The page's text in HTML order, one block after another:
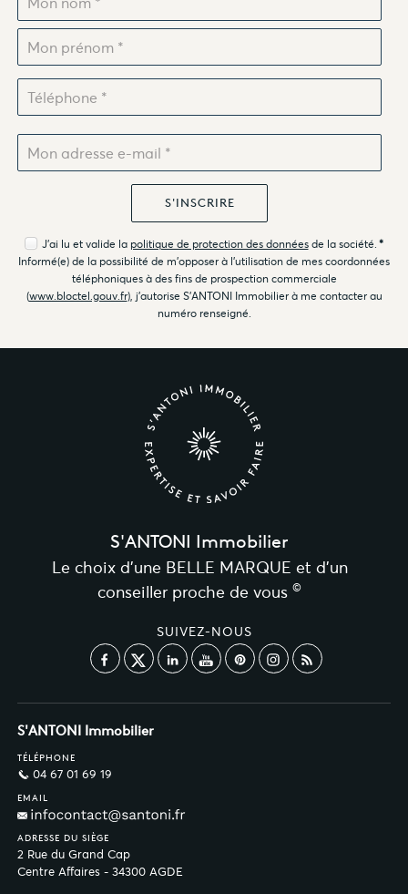
J'ai lu et valide la politique de protection des donnéesde la société. *
Informé(e) de la possibilité de m'opposer à l'utilisation de mes coordonnées
téléphoniques à des fins de prospection commerciale
(www.bloctel.gouv.fr), j'autorise S'ANTONI Immobilier à me contacter au
numéro renseigné.
S'ANTONI Immobilier
Le choix d’une BELLE MARQUE et d’un
conseiller proche de vous ©
SUIVEZ-NOUS
S'ANTONI Immobilier
TÉLÉPHONE
04 67 01 69 19
EMAIL
ADRESSE DU SIÈGE
2 Rue du Grand Cap
Centre Affaires - 34300 AGDE